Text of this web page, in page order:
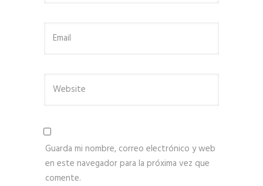
Guarda mi nombre, correo electrónico y web
en este navegador para la próxima vez que
comente.